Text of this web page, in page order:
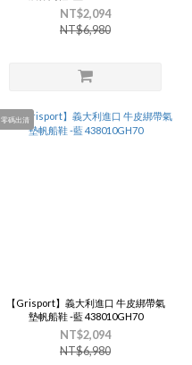
NT$2,094
NT$6,980
零碼出清
【Grisport】義大利進口 牛皮綁帶氣
墊帆船鞋 -藍 438010GH70
NT$2,094
NT$6,980